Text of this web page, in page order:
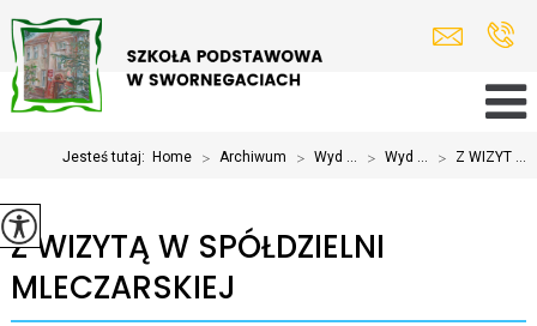
Jesteś tutaj: Home > Archiwum > Wyd ... > Wyd ... > Z WIZYT ...
Z WIZYTĄ W SPÓŁDZIELNI
MLECZARSKIEJ